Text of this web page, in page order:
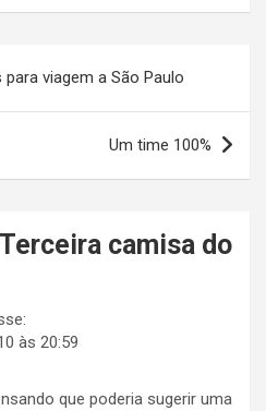
viagem a São Paulo
Um time 100%
Terceira camisa do
às 20:59
que poderia sugerir uma